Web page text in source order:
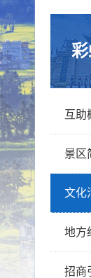
互助
景区
文化
地方
招商